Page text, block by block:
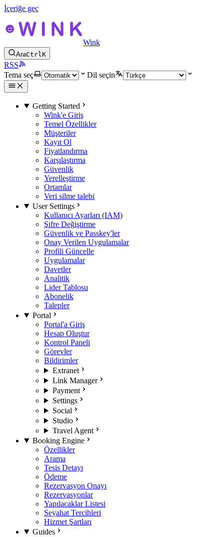
İçeriğe geç
Wink
AraCtrlK
RSS
Tema seç
Dil seçin
Getting Started
Wink'e Giriş
Temel Özellikler
Müşteriler
Kayıt Ol
Fiyatlandırma
Karşılaştırma
Güvenlik
Yerelleştirme
Ortamlar
Veri silme talebi
User Settings
Kullanıcı Ayarları (IAM)
Şifre Değiştirme
Güvenlik ve Passkey'ler
Onay Verilen Uygulamalar
Profili Güncelle
Uygulamalar
Davetler
Analitik
Lider Tablosu
Abonelik
Talepler
Portal
Portal'a Giriş
Hesap Oluştur
Kontrol Paneli
Görevler
Bildirimler
Extranet
Link Manager
Payment
Settings
Social
Studio
Travel Agent
Booking Engine
Özellikler
Arama
Tesis Detayı
Ödeme
Rezervasyon Onayı
Rezervasyonlar
Yapılacaklar Listesi
Seyahat Tercihleri
Hizmet Şartları
Guides